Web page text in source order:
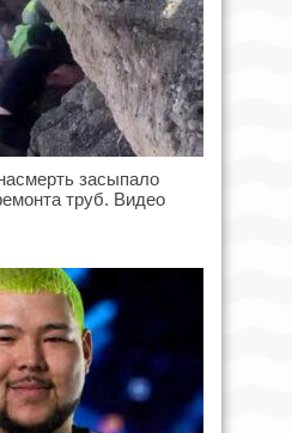
засыпало
труб. Видео